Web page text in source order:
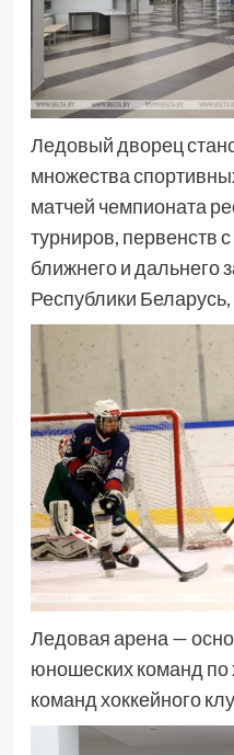
Ледовый дворец
множества
матчей чемпионата
турниров, первенств
ближнего и дальнего
Республики
Ледовая арена —
юношеских команд по
команд хоккейного